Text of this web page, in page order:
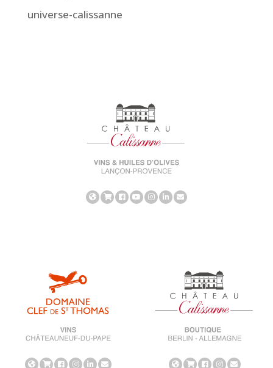
universe-calissanne